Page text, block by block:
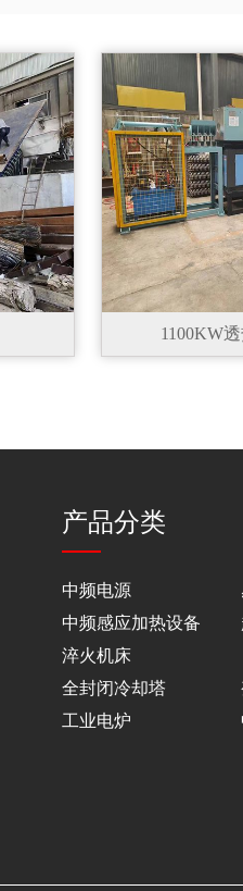
1100KW
产品分类
中频电源
中频感应加热设备
淬火机床
全封闭冷却塔
工业电炉